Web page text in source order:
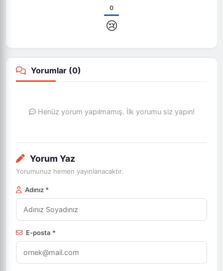
0
😢
Yorumlar (0)
Henüz yorum yapılmamış. İlk yorumu siz yapın!
Yorum Yaz
Yorumunuz hemen yayınlanacaktır.
Adınız *
E-posta *